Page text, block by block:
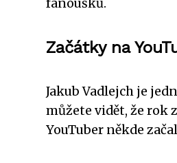
fanoušků.
Začátky na
Jakub Vadlejch je
můžete vidět, že rok
YouTuber někde